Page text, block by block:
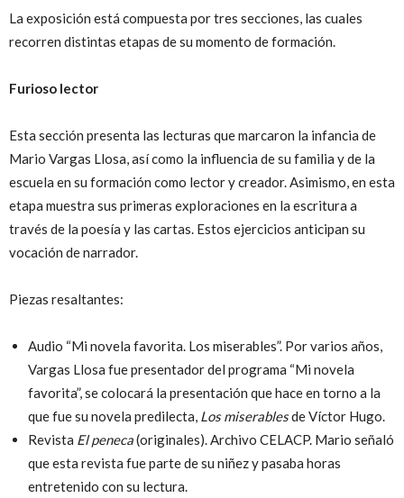
La exposición está compuesta por tres secciones, las cuales
recorren distintas etapas de su momento de formación.
Furioso lector
Esta sección presenta las lecturas que marcaron la infancia de
Mario Vargas Llosa, así como la influencia de su familia y de la
escuela en su formación como lector y creador. Asimismo, en esta
etapa muestra sus primeras exploraciones en la escritura a
través de la poesía y las cartas. Estos ejercicios anticipan su
vocación de narrador.
Piezas resaltantes:
Audio “Mi novela favorita. Los miserables”. Por varios años,
Vargas Llosa fue presentador del programa “Mi novela
favorita”, se colocará la presentación que hace en torno a la
que fue su novela predilecta, Los miserablesde Víctor Hugo.
Revista El peneca(originales). Archivo CELACP. Mario señaló
que esta revista fue parte de su niñez y pasaba horas
entretenido con su lectura.